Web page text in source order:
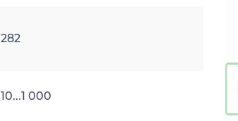
282
10...1 000